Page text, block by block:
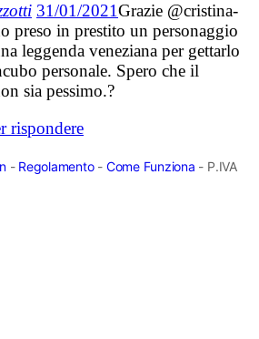
31/01/2021Grazie @cristina-
preso in prestito un personaggio
leggenda veneziana per gettarlo
personale. Spero che il
sia pessimo.?
rispondere
- Regolamento- Come Funziona - P.IVA